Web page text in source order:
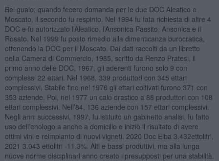
Bel guaio; quando fecero domanda per le due DOC Aleatico e
Moscato, il secondo fu respinto. Nel 1994 fu fata richiesta di altre 4
DOC e fu autorizzato l’Aleatico, l’Ansonica Passito, Ansonica e il
Rosato. Nel 1999 fu posto rimedio alla dimenticanza burocratica,
ottenendo la DOC per il Moscato. Dai dati raccolti da un libretto
della Camera di Commercio, 1985, scritto da Renzo Pratesi, il
primo anno delle DOC, 1967, gli aderenti furono solo 9 con
complessi 22 ettari. Nel 1968, 339 produttori con 345 ettari
complessivi. Stabile fino nel 1976 gli ettari coltivati furono 371 con
353 aziende. Poi, nel 1977 un calo drastico a 88 produttori con 108
ettari complessivi. Nell’84, 136 aziende con 157 ettari complessivi.
Negli anni successivi, 1997, fu istituito un gabinetto analisi, fu fatto
uso dell’enologo a anche a domicilio e iniziò il risultato di avere
ottimi vini e reimpianto di nuovi vigneti. 2020 Doc Elba 3.432ettolitri,
2021 3.043 ettolitri -11,3%. Alti e bassi produttivi, ma alla lunga
nuove norme disciplinari anno creato i presupposti per una stabilità.